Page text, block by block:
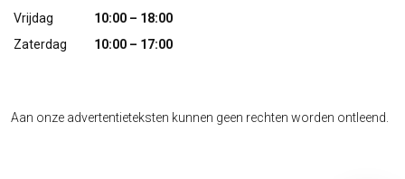
Vrijdag
10:00 – 18:00
Zaterdag
10:00 – 17:00
Aan onze advertentieteksten kunnen geen rechten worden ontleend.